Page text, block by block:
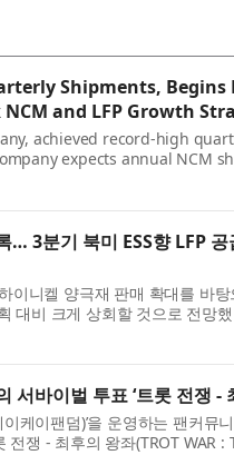
Shipments, Begins
and LFP Growth
achieved record-high
expects annual NCM
3분기 북미 ESS향 LFP
이니켈 양극재 판매 확대를 바
대비 크게 상회할 것으로 전망
바이벌 투표 ‘트롯 전쟁 -
케이팬덤)’을 운영하는 팬커
쟁 - 최후의 왕좌(TROT WAR :